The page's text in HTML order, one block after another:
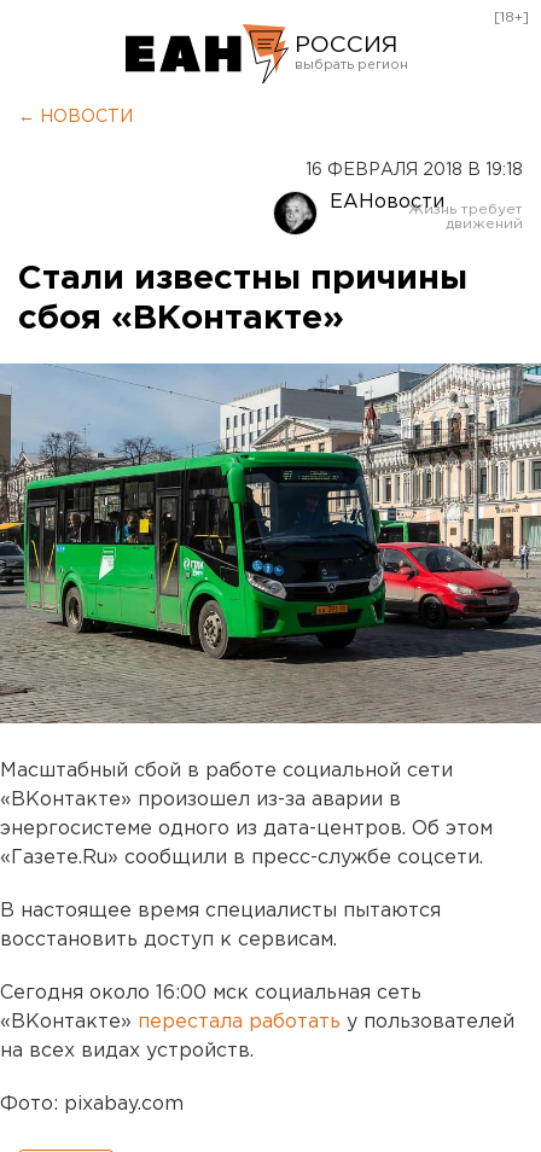
РОССИЯ
Оренбург
[18+]
← НОВОСТИ
16 ФЕВРАЛЯ 2018 В 19:18
ЕАНовости
Стали известны причины
сбоя «ВКонтакте»
Масштабный сбой в работе социальной сети
«ВКонтакте» произошел из-за аварии в
энергосистеме одного из дата-центров. Об этом
«Газете.Ru» сообщили в пресс-службе соцсети.
В настоящее время специалисты пытаются
восстановить доступ к сервисам.
Сегодня около 16:00 мск социальная сеть
«ВКонтакте» перестала работать у пользователей
на всех видах устройств.
Фото: pixabay.com